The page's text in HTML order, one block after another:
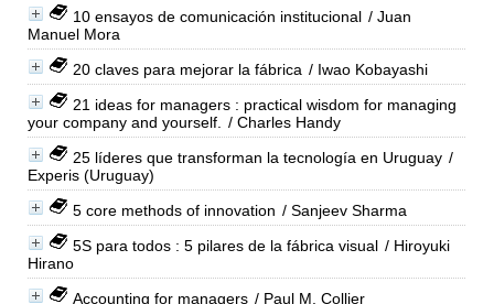
10 ensayos de comunicación institucional / Juan
Manuel Mora
20 claves para mejorar la fábrica / Iwao Kobayashi
21 ideas for managers : practical wisdom for managing
your company and yourself.
/ Charles Handy
25 líderes que transforman la tecnología en Uruguay /
Experis (Uruguay)
5 core methods of innovation / Sanjeev Sharma
5S para todos : 5 pilares de la fábrica visual / Hiroyuki
Hirano
Accounting for managers / Paul M. Collier